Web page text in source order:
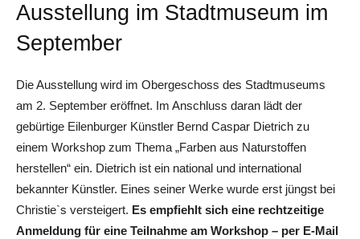
Ausstellung im Stadtmuseum im
September
Die Ausstellung wird im Obergeschoss des Stadtmuseums
am 2. September eröffnet. Im Anschluss daran lädt der
gebürtige Eilenburger Künstler Bernd Caspar Dietrich zu
einem Workshop zum Thema „Farben aus Naturstoffen
herstellen“ ein. Dietrich ist ein national und international
bekannter Künstler. Eines seiner Werke wurde erst jüngst bei
Christie`s versteigert. Es empfiehlt sich eine rechtzeitige
Anmeldung für eine Teilnahme am Workshop – per E-Mail